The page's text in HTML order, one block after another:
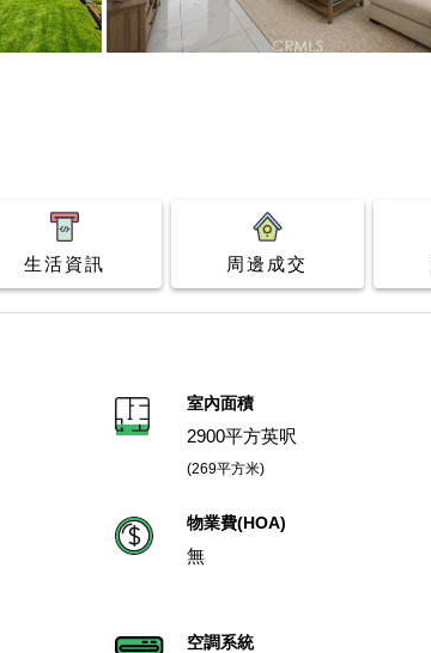
生活資訊 周邊成交
室內面積
2900平方英呎
(269平方米)
物業費(HOA)
無
空調系統